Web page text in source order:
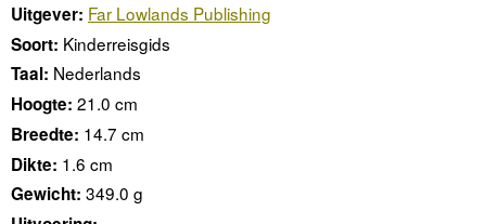
Uitgever: Far Lowlands Publishing
Soort: Kinderreisgids
Taal: Nederlands
Hoogte: 21.0 cm
Breedte: 14.7 cm
Dikte: 1.6 cm
Gewicht: 349.0 g